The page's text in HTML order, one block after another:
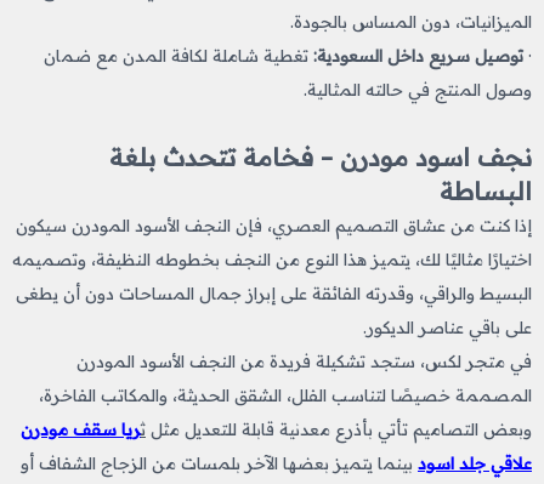
الميزانيات، دون المساس بالجودة.
· توصيل سريع داخل السعودية: تغطية شاملة لكافة المدن مع ضمان
وصول المنتج في حالته المثالية.
نجف اسود​ مودرن – فخامة تتحدث بلغة
البساطة
إذا كنت من عشاق التصميم العصري، فإن النجف الأسود المودرن سيكون
اختيارًا مثاليًا لك، يتميز هذا النوع من النجف بخطوطه النظيفة، وتصميمه
البسيط والراقي، وقدرته الفائقة على إبراز جمال المساحات دون أن يطغى
على باقي عناصر الديكور.
في متجر لكس، ستجد تشكيلة فريدة من النجف الأسود المودرن
المصممة خصيصًا لتناسب الفلل، الشقق الحديثة، والمكاتب الفاخرة،
وبعض التصاميم تأتي بأذرع معدنية قابلة للتعديل مثل ثريا سقف مودرن
علاقي جلد اسود بينما يتميز بعضها الآخر بلمسات من الزجاج الشفاف أو